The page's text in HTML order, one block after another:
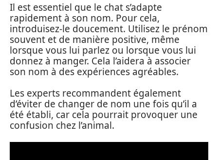
Il est essentiel que le chat s’adapte
rapidement à son nom. Pour cela,
introduisez-le doucement. Utilisez le prénom
souvent et de manière positive, même
lorsque vous lui parlez ou lorsque vous lui
donnez à manger. Cela l’aidera à associer
son nom à des expériences agréables.
Les experts recommandent également
d’éviter de changer de nom une fois qu’il a
été établi, car cela pourrait provoquer une
confusion chez l’animal.